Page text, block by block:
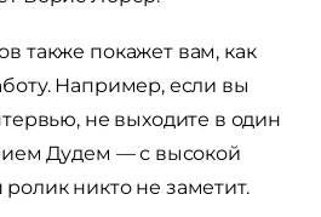
также покажет вам, как
Например, если вы
не выходите в один
Дудем — с высокой
никто не заметит.